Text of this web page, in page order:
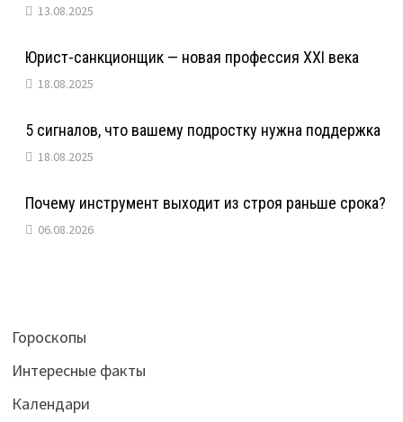
13.08.2025
Юрист-санкционщик — новая профессия XXI века
18.08.2025
5 сигналов, что вашему подростку нужна поддержка
18.08.2025
Почему инструмент выходит из строя раньше срока?
06.08.2026
Гороскопы
Интересные факты
Календари